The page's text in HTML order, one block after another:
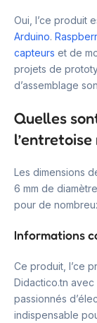
Oui, l’ce produit
Arduino.
capteurs et de
projets de
d’assemblage
Quelles
Les dimensions
6 mm de
pour de
Informations
Ce produit, l’ce
Didactico.tn avec
passionnés
indispensable